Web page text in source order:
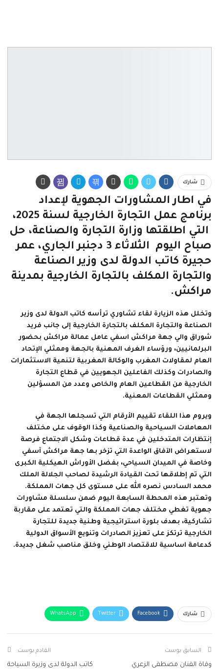
شارك
في اطار المشاورات الجهوية لإعداد
برنامج عمل التجارة الخارجية لسنة 2025،
التي اطلقتها وزارة التجارة والصناعة، حل
صباح اليوم الثلاثاء 3 دجنبر الجاري، عمر
حجيرة كاتب الدولة لدى وزير الصناعة
والتجارة المكلف بالتجارة الخارجية بمدينة
مراكش.
وتخلل هذه الزيارة لقاء تشاوري ترأسه كاتب الدولة لدى وزير
الصناعة والتجارة المكلف بالتجارة الخارجية إلى جانب فريد
شوراق والي جهة مراكش اسفي عامل عمالة مراكش بحضور
البرلمانيين، ورؤساء الغرف المهنية بالجهة وممثلي الإتحاد
العام لمقاولات المغرب والوكالة المغربية لتنمية الاستثمارات
والصادرات وكذلك الفاعلين الجهويين في قطاع التجارة
الخارجية من القطاعين العام والخاص وعدد من المسؤلين
وممثلي القطاعات المعنية.
ويروم هذا اللقاء تقييم الأرقام التي تسجلها الجهة في
المعاملات السياحية والصناعية وكذا الوقوف على مختلف
إنتظارات المتدخلين في عدة قطاعات وشكل الاجتماع فرصة
لاستعراض الآفاق الواعدة التي تزخر بها جهة مراكش آسفي
وخاصة في الميدان السياحي، بفضل الأوراش الهيكلية الكبرى
التي تم إطلاقها تحت القيادة الرشيدة لصاحب الجلالة الملك
محمد السادس نصره الله على مستوى كل جهات المملكة.
وتعتبر هذه المحطة السابعة اليوم ضمن سلسلة مشاورات
جهوية تغطي مختلف جهات المملكة والتي تعتمد على مقاربة
تشاركية، بهدف بلورة استراتيجية وطنية جديدة للتجارة
الخارجية ترتكز على تعزيز الصادرات وتنويع الأسواق الدولية
كدعامة اساسية للاقتصاد الوطني وخلق مناصب شغل جديدة.
شارك Facebook
Twitter
WhatsApp
Telegram
السابق بوست
وفاة الفنان مصطفى الزعري
القادم بوست
كاتب الدولة لدى وزيرة السياحة